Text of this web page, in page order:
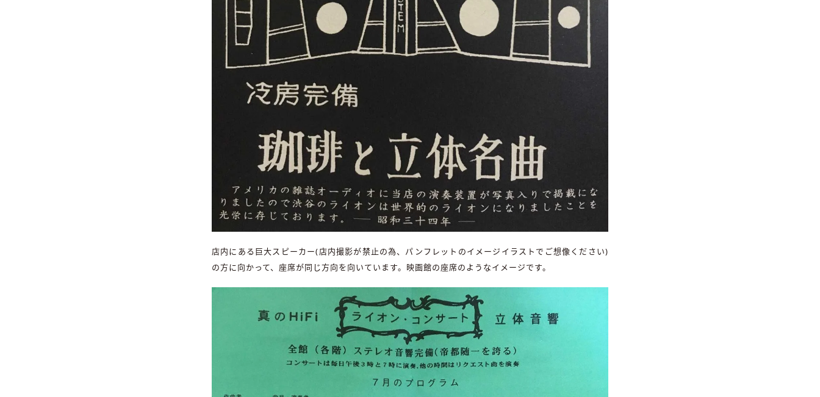
店内にある巨大スピーカー(店内撮影が禁止の為、パンフレットのイメージイラストでご想像ください)
の方に向かって、座席が同じ方向を向いています。映画館の座席のようなイメージです。